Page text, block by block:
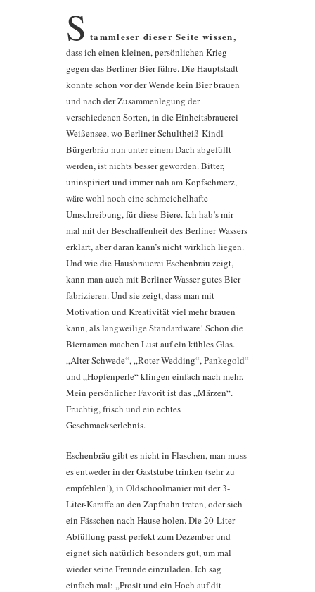
S tammleser dieser Seite wissen,
dass ich einen kleinen, persönlichen Krieg
gegen das Berliner Bier führe. Die Hauptstadt
konnte schon vor der Wende kein Bier brauen
und nach der Zusammenlegung der
verschiedenen Sorten, in die Einheitsbrauerei
Weißensee, wo Berliner-Schultheiß-Kindl-
Bürgerbräu nun unter einem Dach abgefüllt
werden, ist nichts besser geworden. Bitter,
uninspiriert und immer nah am Kopfschmerz,
wäre wohl noch eine schmeichelhafte
Umschreibung, für diese Biere. Ich hab’s mir
mal mit der Beschaffenheit des Berliner Wassers
erklärt, aber daran kann’s nicht wirklich liegen.
Und wie die Hausbrauerei Eschenbräu zeigt,
kann man auch mit Berliner Wasser gutes Bier
fabrizieren. Und sie zeigt, dass man mit
Motivation und Kreativität viel mehr brauen
kann, als langweilige Standardware! Schon die
Biernamen machen Lust auf ein kühles Glas.
„Alter Schwede“, „Roter Wedding“, Pankegold“
und „Hopfenperle“ klingen einfach nach mehr.
Mein persönlicher Favorit ist das „Märzen“.
Fruchtig, frisch und ein echtes
Geschmackserlebnis.
Eschenbräu gibt es nicht in Flaschen, man muss
es entweder in der Gaststube trinken (sehr zu
empfehlen!), in Oldschoolmanier mit der 3-
Liter-Karaffe an den Zapfhahn treten, oder sich
ein Fässchen nach Hause holen. Die 20-Liter
Abfüllung passt perfekt zum Dezember und
eignet sich natürlich besonders gut, um mal
wieder seine Freunde einzuladen. Ich sag
einfach mal: „Prosit und ein Hoch auf dit